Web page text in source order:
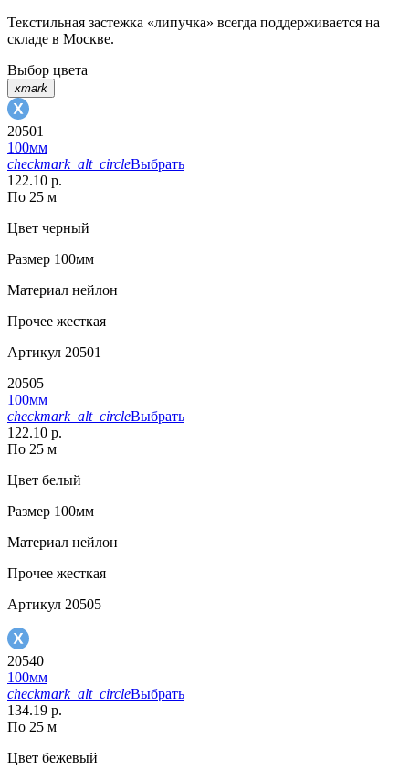
Текстильная застежка «липучка» всегда поддерживается на
складе в Москве.
Выбор цвета
xmark
20501
100мм
checkmark_alt_circleВыбрать
122.10 р.
По 25 м
Цвет черный
Размер 100мм
Материал нейлон
Прочее жесткая
Артикул 20501
20505
100мм
checkmark_alt_circleВыбрать
122.10 р.
По 25 м
Цвет белый
Размер 100мм
Материал нейлон
Прочее жесткая
Артикул 20505
20540
100мм
checkmark_alt_circleВыбрать
134.19 р.
По 25 м
Цвет бежевый